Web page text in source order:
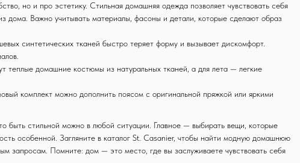
но и про эстетику. Стильная домашняя одежда позволяет чувствовать себя
дома. Важно учитывать материалы, фасоны и детали, которые сделают образ
синтетических тканей быстро теряет форму и вызывает дискомфорт.
теплые домашние костюмы из натуральных тканей, а для лета — легкие
комплект можно дополнить поясом с оригинальной пряжкой или яркими
быть стильной можно в любой ситуации. Главное — выбирать вещи, которые
особенной. Загляните в каталог St. Casanier, чтобы найти модную домашнюю
запросам. Помните: дом — это место, где вы заслуживаете чувствовать себя
444 24 74info@stcasanier.com